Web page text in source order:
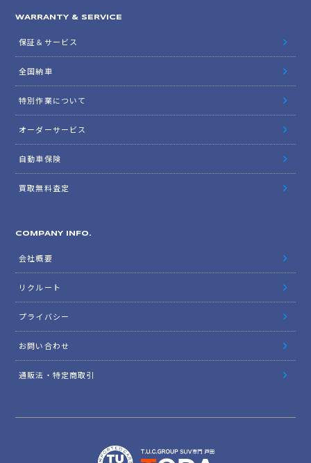
WARRANTY & SERVICE
保証＆サービス
全国納車
特別作業について
オーダーサービス
自動車保険
買取無料査定
COMPANY INFO.
会社概要
リクルート
プライバシー
お問い合わせ
通販法・特定商取引